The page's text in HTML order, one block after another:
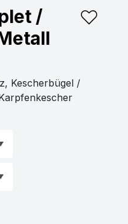
/
Kescherbügel /